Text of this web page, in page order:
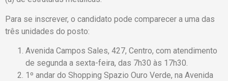
Para se inscrever, o candidato pode comparecer a uma das
três unidades do posto:
Avenida Campos Sales, 427, Centro, com atendimento
de segunda a sexta-feira, das 7h30 às 17h30.
1º andar do Shopping Spazio Ouro Verde, na Avenida